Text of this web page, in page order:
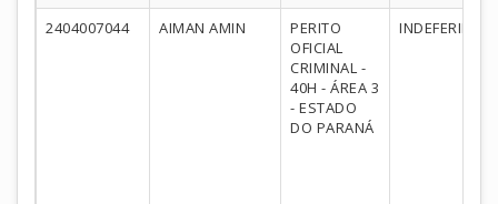
2404007044 AIMAN AMIN
PERITO
OFICIAL
CRIMINAL -
40H - ÁREA 3
- ESTADO
DO PARANÁ
INDEFERIDO